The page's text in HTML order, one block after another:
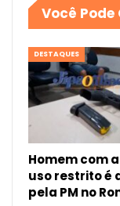
Você
DESTAQUES
Homem com
uso restrito é
pela PM no